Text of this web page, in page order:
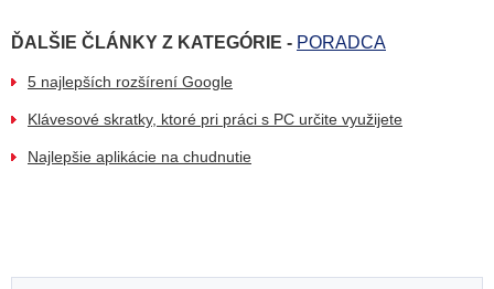
ĎALŠIE ČLÁNKY Z KATEGÓRIE - PORADCA
5 najlepších rozšírení Google
Klávesové skratky, ktoré pri práci s PC určite využijete
Najlepšie aplikácie na chudnutie